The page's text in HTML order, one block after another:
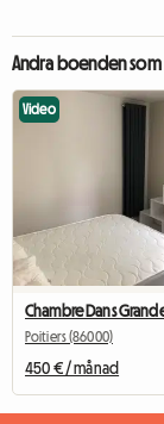
Andra boenden
Video
Poitiers (86000)
450 € / månad